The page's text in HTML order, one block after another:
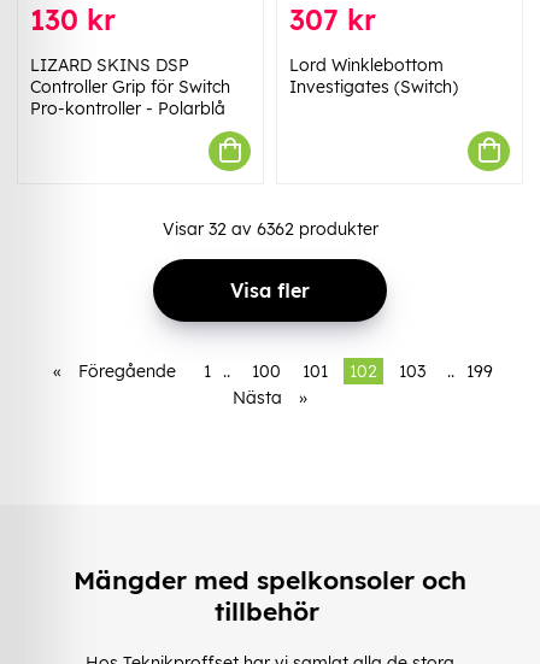
130 kr
LIZARD SKINS DSP
Controller Grip för Switch
Pro-kontroller - Polarblå
307 kr
Lord Winklebottom
Investigates (Switch)
Visar 32av 6362produkter
Visa fler
« Föregående 1 .. 100 101 102 103 ..
199
Nästa
»
Mängder med spelkonsoler och
tillbehör